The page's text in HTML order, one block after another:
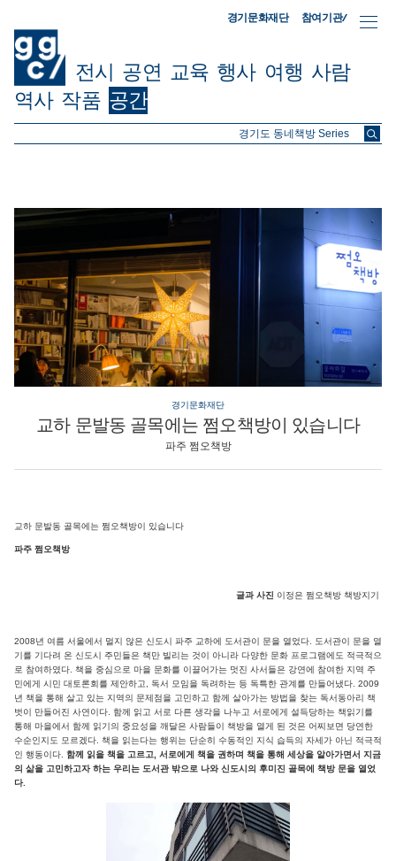
경기문화재단 참여기관/
전시 공연 교육 행사 여행 사람
역사 작품 공간
ggc/
경기문화재단
교하 문발동 골목에는 쩜오책방이 있습니다
파주 쩜오책방
교하 문발동 골목에는 쩜오책방이 있습니다
파주 쩜오책방
글과 사진 이정은 쩜오책방 책방지기
2008년 여름 서울에서 멀지 않은 신도시 파주 교하에 도서관이 문을 열었다. 도서관이 문을 열
기를 기다려 온 신도시 주민들은 책만 빌리는 것이 아니라 다양한 문화 프로그램에도 적극적으
로 참여하였다. 책을 중심으로 마을 문화를 이끌어가는 멋진 사서들은 강연에 참여한 지역 주
민에게 시민 대토론회를 제안하고, 독서 모임을 독려하는 등 독특한 관계를 만들어냈다. 2009
년 책을 통해 살고 있는 지역의 문제점을 고민하고 함께 살아가는 방법을 찾는 독서동아리 책
벗이 만들어진 사연이다. 함께 읽고 서로 다른 생각을 나누고 서로에게 설득당하는 책읽기를
통해 마을에서 함께 읽기의 중요성을 깨달은 사람들이 책방을 열게 된 것은 어찌보면 당연한
수순인지도 모르겠다. 책을 읽는다는 행위는 단순히 수동적인 지식 습득의 자세가 아닌 적극적
인 행동이다. 함께 읽을 책을 고르고, 서로에게 책을 권하며 책을 통해 세상을 알아가면서 지금
의 삶을 고민하고자 하는 우리는 도서관 밖으로 나와 신도시의 후미진 골목에 책방 문을 열었
다.